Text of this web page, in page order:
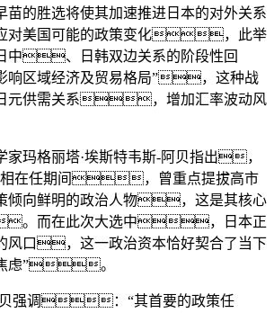
的胜选将使其加速推进日本的对外关系
美国可能的政策变化，此举
中、日韩双边关系的阶段性回
响区域经济及贸易格局”，这种战
元供需关系，增加汇率波动风
家玛格丽塔·埃斯特韦斯-阿贝指出，
相在任期间，曾重点提拔高市
倾向鲜明的政治人物，这是其核心
。而在此次大选中，日本正
风口，这一政治资本恰好契合了当下
焦虑”。
贝强调：“其首要的政策任